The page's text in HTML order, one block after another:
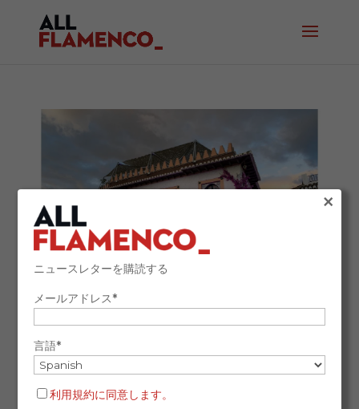
2025年6月30日
あるアルバイシンは、アルバイシン地区のミラドール・
ニュースレターを購読する
メールアドレス*
言語*
利用規約に同意します。
×